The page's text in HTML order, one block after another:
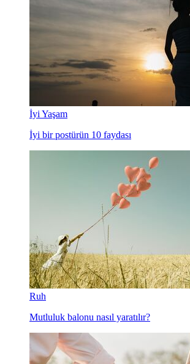
İyi Yaşam
İyi bir postürün 10 faydası
Ruh
Mutluluk balonu nasıl yaratılır?